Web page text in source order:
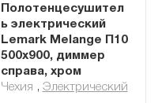
Полотенцесушител
ь электрический
Lemark Melange П10
500x900, диммер
справа, хром
Чехия , Электрический